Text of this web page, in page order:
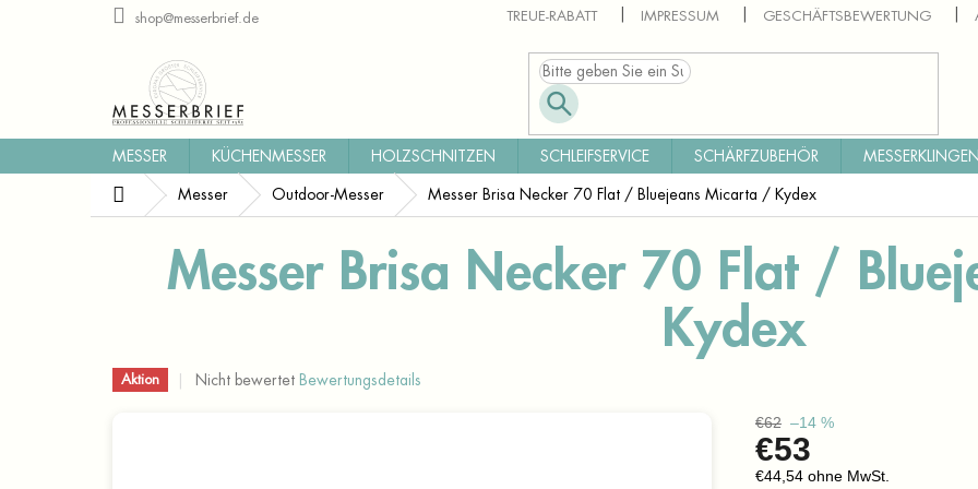
shop@messerbrief.de TREUE-RABATT IMPRESSUM GESCHÄFTSBEWERTUNG
MESSER KÜCHENMESSER HOLZSCHNITZEN SCHLEIFSERVICE SCHÄRFZUBEHÖR
StartseiteMesser Outdoor-Messer Messer Brisa Necker 70 Flat / Bluejeans Micarta / Kydex
Messer Brisa Necker 70 Flat /
Kydex
Aktion
Die
Nicht bewertet Bewertungsdetails
€62 –14 %
€53
€44,54 ohne MwSt.